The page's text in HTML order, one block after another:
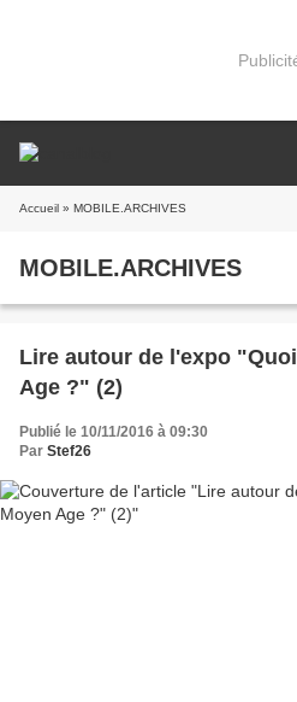
Accueil » MOBILE.ARCHIVES
MOBILE.ARCHIVES
Lire autour de l'expo
Age ?" (2)
Publié le 10/11/2016 à 09:30
Par Stef26